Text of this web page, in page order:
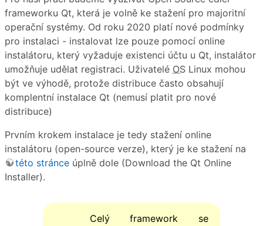
frameworku Qt, která je volně ke stažení pro majoritní
operační systémy. Od roku 2020 platí nové podmínky
pro instalaci - instalovat lze pouze pomocí online
instalátoru, který vyžaduje existenci účtu u Qt, instalátor
umožňuje udělat registraci. Uživatelé OS Linux mohou
být ve výhodě, protože distribuce často obsahují
komplentní instalace Qt (nemusí platit pro nové
distribuce)
Prvním krokem instalace je tedy stažení online
instalátoru (open-source verze), který je ke stažení na
této stránce úplně dole (Download the Qt Online
Installer).
Celý framework se